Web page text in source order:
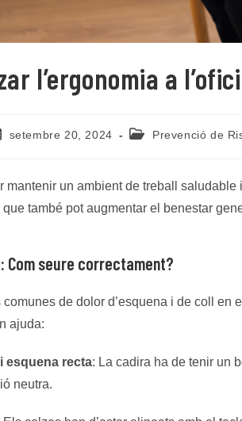
l’ergonomia a
setembre 20, 2024
Categoria
Prevenció de
mantenir un ambient de treball
també pot augmentar el benestar
Com seure correctament?
de dolor d’esquena i de coll
ajuda:
esquena recta: La cadira ha de tenir un
neutra.